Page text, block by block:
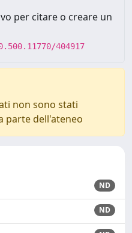
per citare o creare un
404917
non sono stati
parte dell'ateneo
ND
ND